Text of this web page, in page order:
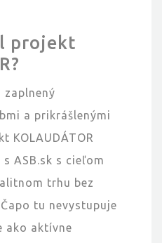
projekt
zaplnený
a prikrášlenými
KOLAUDÁTOR
ASB.sk s cieľom
trhu bez
tu nevystupuje
ako aktívne